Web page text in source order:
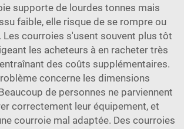
supporte de lourdes tonnes mais
faible, elle risque de se rompre ou
Les courroies s'usent souvent plus tôt
les acheteurs à en racheter très
des coûts supplémentaires.
concerne les dimensions
de personnes ne parviennent
correctement leur équipement, et
courroie mal adaptée. Des courroies